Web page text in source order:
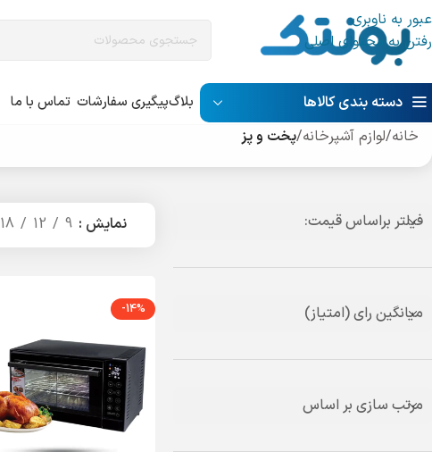
عبور به ناوبری
رفتن به محتوای اصلی
دسته بندی کالاها بلاگپیگیری سفارشات تماس با ما
خانه/لوازم آشپرخانه/پخت و پز
فیلتر براساس قیمت:
میانگین رای (امتیاز)
مرتب سازی بر اساس
نمایش 9
12
18
-14%